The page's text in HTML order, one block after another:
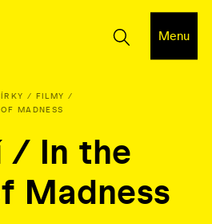
Menu
FILMY
MADNESS
/ In the
Madness